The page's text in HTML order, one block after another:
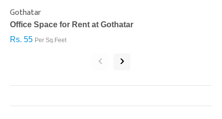
Gothatar
Office Space for Rent at Gothatar
Rs. 55 Per Sq.Feet
‹ ›